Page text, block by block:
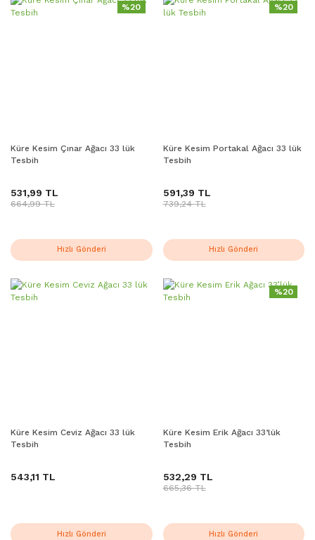
%20
Küre Kesim Çınar Ağacı 33 lük
Tesbih
531,99 TL
664,99 TL
Hızlı Gönderi
%20
Küre Kesim Portakal Ağacı 33 lük
Tesbih
591,39 TL
739,24 TL
Hızlı Gönderi
Küre Kesim Ceviz Ağacı 33 lük
Tesbih
543,11 TL
Hızlı Gönderi
%20
Küre Kesim Erik Ağacı 33’lük
Tesbih
532,29 TL
665,36 TL
Hızlı Gönderi